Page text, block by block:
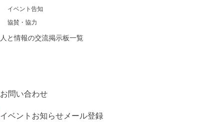
イベント告知
協賛・協力
人と情報の交流掲示板一覧
お問い合わせ
イベントお知らせメール登録